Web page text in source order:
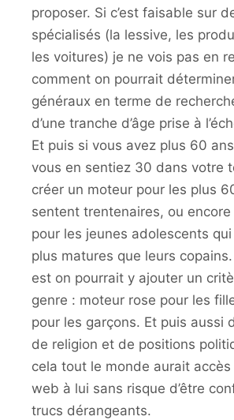
proposer. Si c’est faisable sur
spécialisés (la lessive, les
les voitures) je ne vois pas en
comment on pourrait
généraux en terme de
d’une tranche d’âge prise à
Et puis si vous avez plus 60
vous en sentiez 30 dans votre
créer un moteur pour les plus
sentent trentenaires, ou
pour les jeunes adolescents
plus matures que leurs copains.
est on pourrait y ajouter un
genre : moteur rose pour les
pour les garçons. Et puis aussi
de religion et de positions
cela tout le monde aurait
web à lui sans risque d’être
trucs dérangeants.